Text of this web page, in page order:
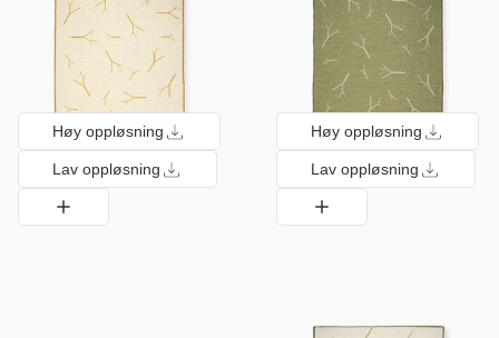
Høy oppløsning
Lav oppløsning
Høy oppløsning
Lav oppløsning